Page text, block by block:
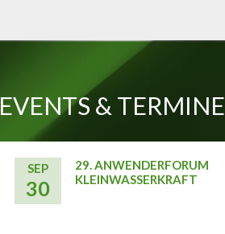
EVENTS & TERMINE
SEP
30
29. ANWENDERFORUM
KLEINWASSERKRAFT